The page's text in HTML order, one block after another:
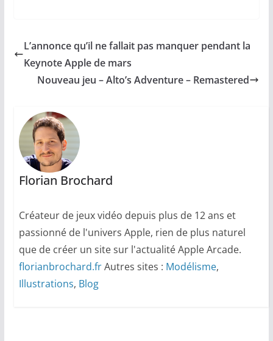
L’annonce qu’il ne fallait pas manquer pendant la
Keynote Apple de mars
Nouveau jeu – Alto’s Adventure – Remastered
Florian Brochard
Créateur de jeux vidéo depuis plus de 12 ans et
passionné de l'univers Apple, rien de plus naturel
que de créer un site sur l'actualité Apple Arcade.
florianbrochard.frAutres sites : Modélisme,
Illustrations, Blog